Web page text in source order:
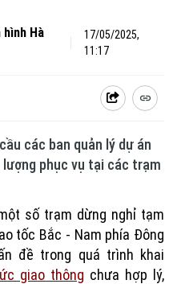
hình Hà
17/05/2025,
11:17
các ban quản lý dự án
phục vụ tại các trạm
số trạm dừng nghỉ tạm
tốc Bắc - Nam phía Đông
đề trong quá trình khai
giao thông chưa hợp lý,